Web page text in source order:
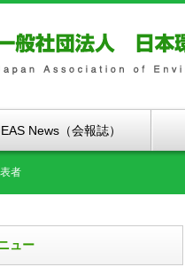
News（会報誌）
者
ュー